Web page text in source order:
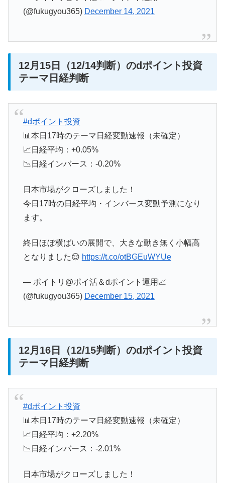
(@fukugyou365) December 14, 2021
12月15日（12/14判断）のdポイント投資
テーマ日経判断
#dポイント投資
📊本日17時のテーマ日経変動速報（未確定）
📈日経平均：+0.05%
📉日経インバース：-0.20%
日本市場がクローズしました！
今日17時の日経平均・インバース変動予測になり
ます。
終日ほぼ横ばいの展開で、大きな動き無く小幅高
となりました😌 https://t.co/otBGEuWYUe
— ポイトリ@ポイ活＆dポイント運用📈
(@fukugyou365) December 15, 2021
12月16日（12/15判断）のdポイント投資
テーマ日経判断
#dポイント投資
📊本日17時のテーマ日経変動速報（未確定）
📈日経平均：+2.20%
📉日経インバース：-2.01%
日本市場がクローズしました！